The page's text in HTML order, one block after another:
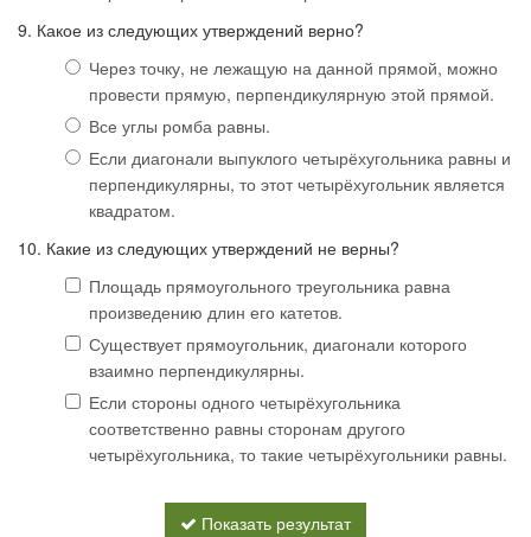
9. Какое из следующих утверждений верно?
Через точку, не лежащую на данной прямой, можно
провести прямую, перпендикулярную этой прямой.
Все углы ромба равны.
Если диагонали выпуклого четырёхугольника равны и
перпендикулярны, то этот четырёхугольник является
квадратом.
10. Какие из следующих утверждений не верны?
Площадь прямоугольного треугольника равна
произведению длин его катетов.
Существует прямоугольник, диагонали которого
взаимно перпендикулярны.
Если стороны одного четырёхугольника
соответственно равны сторонам другого
четырёхугольника, то такие четырёхугольники равны.
Показать результат